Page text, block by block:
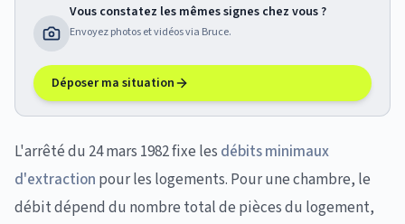
Vous constatez les mêmes signes chez vous ?
Envoyez photos et vidéos via Bruce.
Déposer ma situation
L'arrêté du 24 mars 1982 fixe les débits minimaux
d'extraction pour les logements. Pour une chambre, le
débit dépend du nombre total de pièces du logement,